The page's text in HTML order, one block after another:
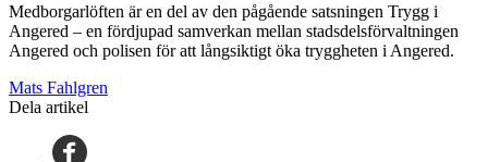
Medborgarlöften är en del av den pågående satsningen Trygg i
Angered – en fördjupad samverkan mellan stadsdelsförvaltningen
Angered och polisen för att långsiktigt öka tryggheten i Angered.
Mats Fahlgren
Dela artikel